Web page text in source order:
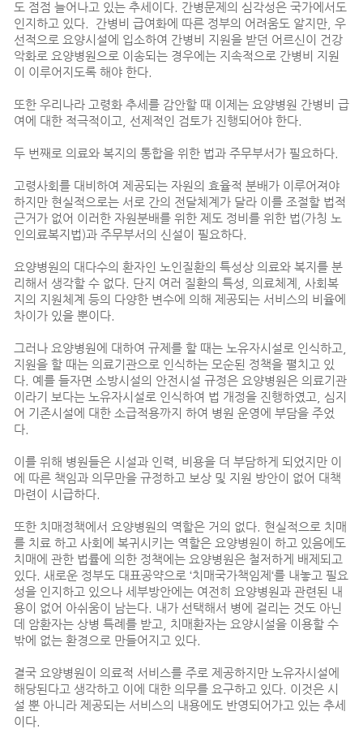
도 점점 늘어나고 있는 추세이다. 간병문제의 심각성은 국가에서도
인지하고 있다. 간병비 급여화에 따른 정부의 어려움도 알지만, 우
선적으로 요양시설에 입소하여 간병비 지원을 받던 어르신이 건강
악화로 요양병원으로 이송되는 경우에는 지속적으로 간병비 지원
이 이루어지도록 해야 한다.
또한 우리나라 고령화 추세를 감안할 때 이제는 요양병원 간병비 급
여에 대한 적극적이고, 선제적인 검토가 진행되어야 한다.
두 번째로 의료와 복지의 통합을 위한 법과 주무부서가 필요하다.
고령사회를 대비하여 제공되는 자원의 효율적 분배가 이루어져야
하지만 현실적으로는 서로 간의 전달체계가 달라 이를 조절할 법적
근거가 없어 이러한 자원분배를 위한 제도 정비를 위한 법(가칭 노
인의료복지법)과 주무부서의 신설이 필요하다.
요양병원의 대다수의 환자인 노인질환의 특성상 의료와 복지를 분
리해서 생각할 수 없다. 단지 여러 질환의 특성, 의료체계, 사회복
지의 지원체계 등의 다양한 변수에 의해 제공되는 서비스의 비율에
차이가 있을 뿐이다.
그러나 요양병원에 대하여 규제를 할 때는 노유자시설로 인식하고,
지원을 할 때는 의료기관으로 인식하는 모순된 정책을 펼치고 있
다. 예를 들자면 소방시설의 안전시설 규정은 요양병원은 의료기관
이라기 보다는 노유자시설로 인식하여 법 개정을 진행하였고, 심지
어 기존시설에 대한 소급적용까지 하여 병원 운영에 부담을 주었
다.
이를 위해 병원들은 시설과 인력, 비용을 더 부담하게 되었지만 이
에 따른 책임과 의무만을 규정하고 보상 및 지원 방안이 없어 대책
마련이 시급하다.
또한 치매정책에서 요양병원의 역할은 거의 없다. 현실적으로 치매
를 치료 하고 사회에 복귀시키는 역할은 요양병원이 하고 있음에도
치매에 관한 법률에 의한 정책에는 요양병원은 철저하게 배제되고
있다. 새로운 정부도 대표공약으로 ‘치매국가책임제‘를 내놓고 필요
성을 인지하고 있으나 세부방안에는 여전히 요양병원과 관련된 내
용이 없어 아쉬움이 남는다. 내가 선택해서 병에 걸리는 것도 아닌
데 암환자는 상병 특례를 받고, 치매환자는 요양시설을 이용할 수
밖에 없는 환경으로 만들어지고 있다.
결국 요양병원이 의료적 서비스를 주로 제공하지만 노유자시설에
해당된다고 생각하고 이에 대한 의무를 요구하고 있다. 이것은 시
설 뿐 아니라 제공되는 서비스의 내용에도 반영되어가고 있는 추세
이다.